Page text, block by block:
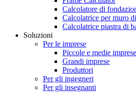
Calcolatore di
Calcolatrice per muro
Calcolatrice piastra di
Soluzioni
Per le imprese
Piccole e medie imprese
Grandi imprese
Produttori
Per gli ingegneri
Per gli insegnanti